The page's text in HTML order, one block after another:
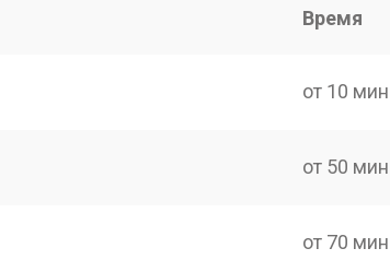
Время
от 10 мин
от 50 мин
от 70 мин